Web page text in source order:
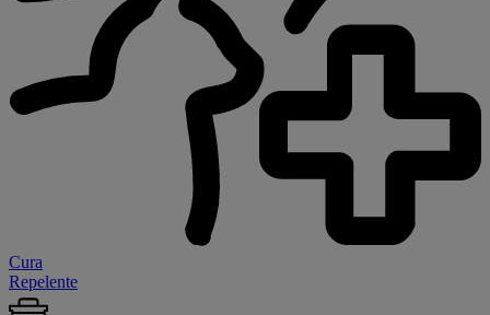
Cura
Repelente